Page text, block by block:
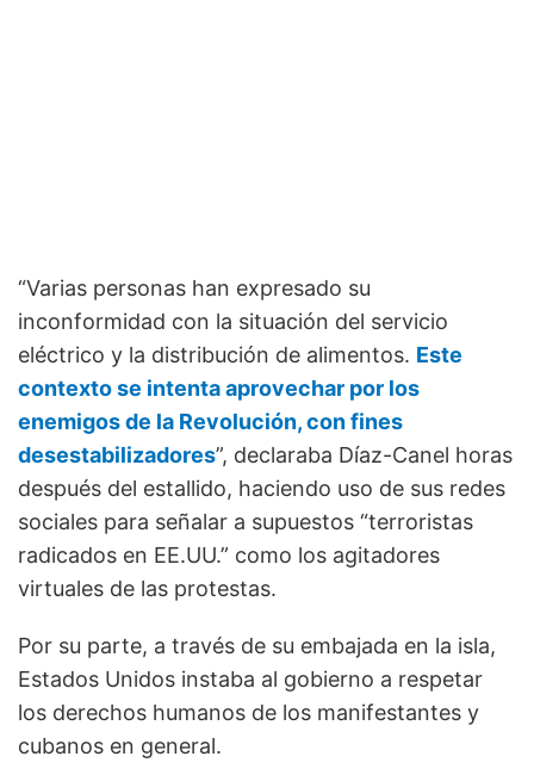
“Varias personas han expresado su
inconformidad con la situación del servicio
eléctrico y la distribución de alimentos. Este
contexto se intenta aprovechar por los
enemigos de la Revolución, con fines
desestabilizadores”, declaraba Díaz-Canel horas
después del estallido, haciendo uso de sus redes
sociales para señalar a supuestos “terroristas
radicados en EE.UU.” como los agitadores
virtuales de las protestas.
Por su parte, a través de su embajada en la isla,
Estados Unidos instaba al gobierno a respetar
los derechos humanos de los manifestantes y
cubanos en general.